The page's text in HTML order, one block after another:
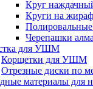
Круг
Круги на жираф
Полировальные
Черепашки
для УШМ
Корщетки для УШМ
Отрезные диски по
материалы для